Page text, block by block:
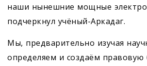
наши нынешние мощные
подчеркнул ­учёный-Аркадаг.
Мы, предварительно изучая
определяем и создаём правовую